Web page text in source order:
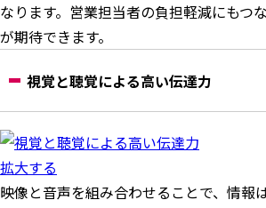
なります。営業担当者の負担軽減にもつ
が期待できます。
視覚と聴覚による高い伝達力
拡大する
映像と音声を組み合わせることで、情報